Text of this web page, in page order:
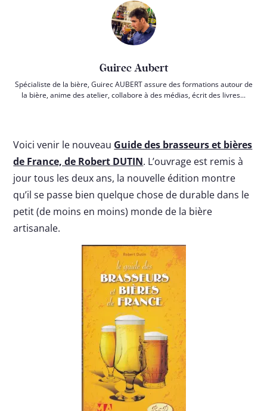
Guirec Aubert
Spécialiste de la bière, Guirec AUBERT assure des formations autour de
la bière, anime des atelier, collabore à des médias, écrit des livres...
Voici venir le nouveau Guide des brasseurs et bières
de France, de Robert DUTIN. L’ouvrage est remis à
jour tous les deux ans, la nouvelle édition montre
qu’il se passe bien quelque chose de durable dans le
petit (de moins en moins) monde de la bière
artisanale.